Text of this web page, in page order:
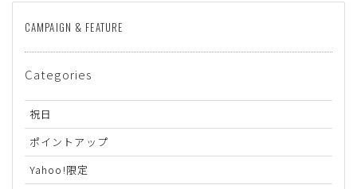
CAMPAIGN & FEATURE
Categories
祝日
ポイントアップ
Yahoo!限定